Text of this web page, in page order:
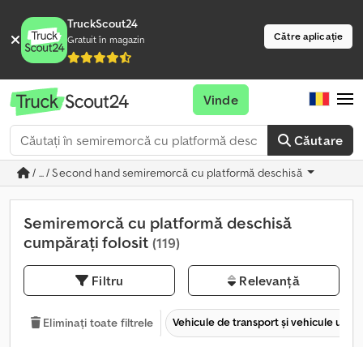
TruckScout24
Gratuit în magazin Către aplicație
Căutare
Vinde
/ ... / Second hand semiremorcă cu platformă deschisă
Semiremorcă cu platformă deschisă
cumpărați folosit (119)
Filtru Relevanță
Eliminați toate filtrele Vehicule de transport şi vehicule